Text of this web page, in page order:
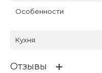
Особенности
Кухня
Отзывы